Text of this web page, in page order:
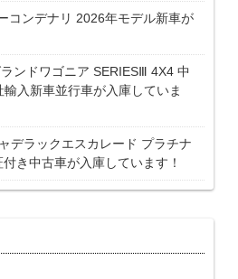
コンデナリ 2026年モデル新車が
ンドワゴニア SERIESⅢ 4X4 中
入新車並行車が入庫していま
デラックエスカレード プラチナ
き中古車が入庫しています！